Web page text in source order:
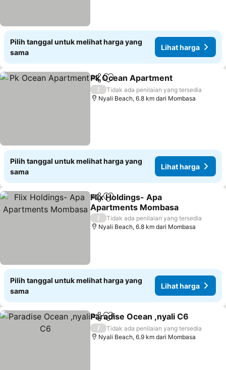
Pilih tanggal untuk melihat harga yang
sama
Lihat harga
BagikanTambahkan ke favorit
Pk Ocean Apartment
/
Tidak ada penilaian yang tersedia
Nyali Beach, 6.8 km dari Mombasa
Pilih tanggal untuk melihat harga yang
sama
Lihat harga
BagikanTambahkan ke favorit
Flix Holdings- Apa
Apartments Mombasa
Lihat harga
/
Tidak ada penilaian yang tersedia
Nyali Beach, 6.8 km dari Mombasa
Pilih tanggal untuk melihat harga yang
sama
Lihat harga
BagikanTambahkan ke favorit
Paradise Ocean ,nyali C6
/
Tidak ada penilaian yang tersedia
Nyali Beach, 6.9 km dari Mombasa